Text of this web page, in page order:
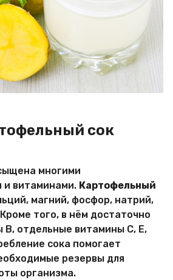
сок
многими
и витаминами. Картофельный
магний, фосфор, натрий,
того, в нём достаточно
B, отдельные витамины С, E,
сока помогает
резервы для
организма.